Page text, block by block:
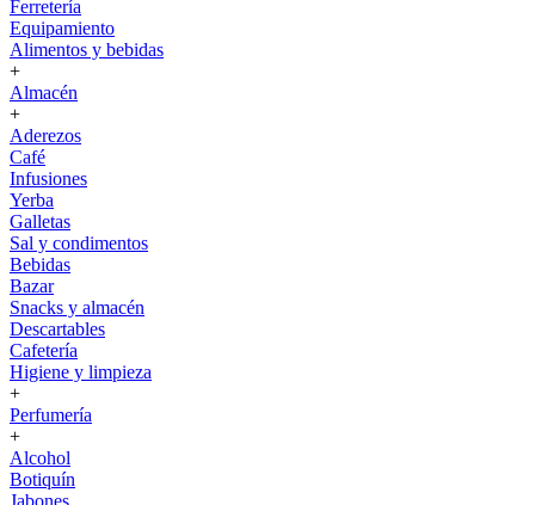
Ferretería
Equipamiento
Alimentos y bebidas
+
Almacén
+
Aderezos
Café
Infusiones
Yerba
Galletas
Sal y condimentos
Bebidas
Bazar
Snacks y almacén
Descartables
Cafetería
Higiene y limpieza
+
Perfumería
+
Alcohol
Botiquín
Jabones